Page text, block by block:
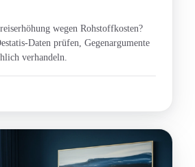
wegen Rohstoffkosten?
Daten prüfen, Gegenargument­e
verhandeln.